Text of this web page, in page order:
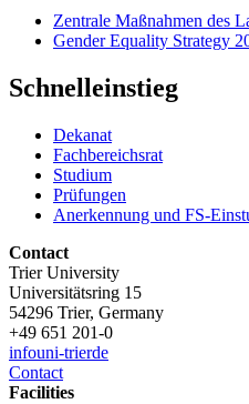
Zentrale Maßnahmen des
Gender Equality Strategy
Schnelleinstieg
Dekanat
Fachbereichsrat
Studium
Prüfungen
Anerkennung und FS-
Contact
Trier University
Universitätsring 15
54296 Trier, Germany
+49 651 201-0
infouni-trierde
Contact
Facilities